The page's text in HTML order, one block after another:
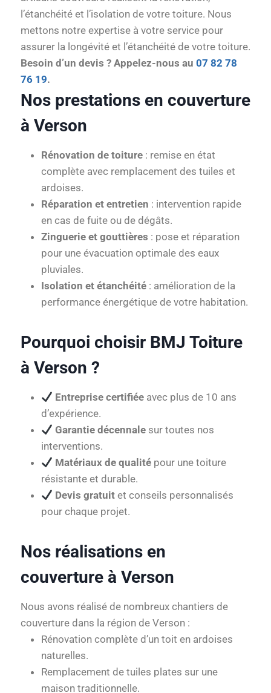
l’étanchéité et l’isolation de votre toiture. Nous
mettons notre expertise à votre service pour
assurer la longévité et l’étanchéité de votre toiture.
Besoin d’un devis ? Appelez-nous au 07 82 78
76 19.
Nos prestations en couverture
à Verson
Rénovation de toiture : remise en état
complète avec remplacement des tuiles et
ardoises.
Réparation et entretien : intervention rapide
en cas de fuite ou de dégâts.
Zinguerie et gouttières : pose et réparation
pour une évacuation optimale des eaux
pluviales.
Isolation et étanchéité : amélioration de la
performance énergétique de votre habitation.
Pourquoi choisir BMJ Toiture
à Verson ?
Entreprise certifiée avec plus de 10 ans
d’expérience.
Garantie décennale sur toutes nos
interventions.
Matériaux de qualité pour une toiture
résistante et durable.
Devis gratuit et conseils personnalisés
pour chaque projet.
Nos réalisations en
couverture à Verson
Nous avons réalisé de nombreux chantiers de
couverture dans la région de Verson :
Rénovation complète d’un toit en ardoises
naturelles.
Remplacement de tuiles plates sur une
maison traditionnelle.